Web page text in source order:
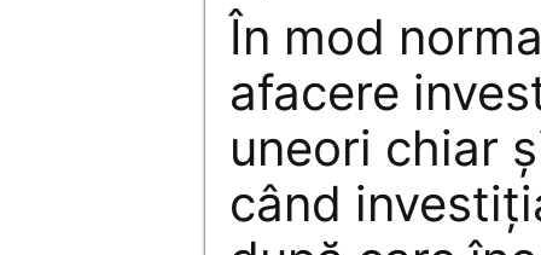
În mod
afacere
uneori chiar
când